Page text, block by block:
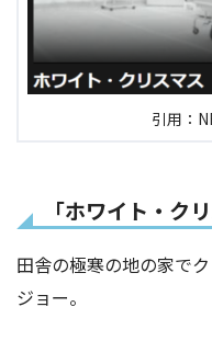
引用：
「ホワイト・ク
田舎の極寒の地の家で
ジョー。